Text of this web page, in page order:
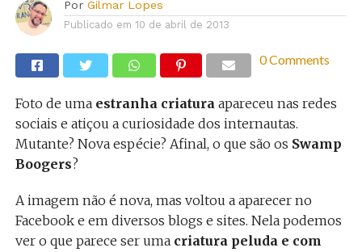
Por Gilmar Lopes
Publicado em 10 de abril de 2013
0 Comments
Foto de uma estranha criaturaapareceu nas redes
sociais e atiçou a curiosidade dos internautas.
Mutante? Nova espécie? Afinal, o que são os Swamp
Boogers?
A imagem não é nova, mas voltou a aparecer no
Facebook e em diversos blogs e sites. Nela podemos
ver o que parece ser uma criatura peluda e com